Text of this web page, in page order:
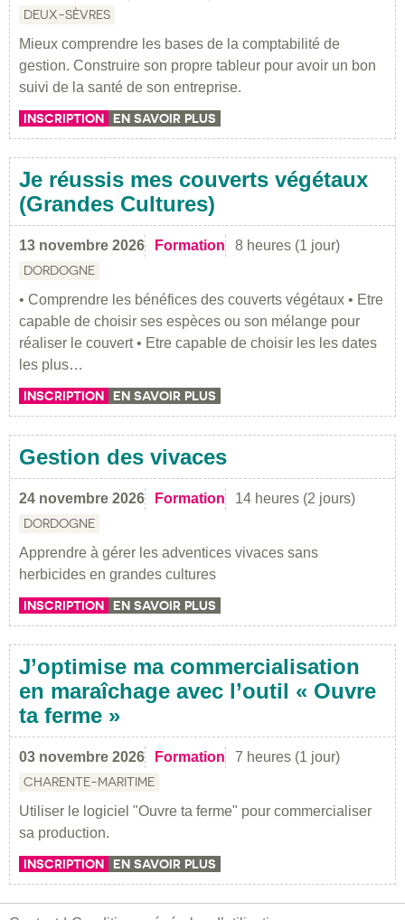
DEUX-SÈVRES
Mieux comprendre les bases de la comptabilité de
gestion. Construire son propre tableur pour avoir un bon
suivi de la santé de son entreprise.
INSCRIPTION EN SAVOIR PLUS
Je réussis mes couverts végétaux
(Grandes Cultures)
13 novembre 2026 Formation 8 heures (1 jour)
DORDOGNE
• Comprendre les bénéfices des couverts végétaux • Etre
capable de choisir ses espèces ou son mélange pour
réaliser le couvert • Etre capable de choisir les les dates
les plus…
INSCRIPTION EN SAVOIR PLUS
Gestion des vivaces
24 novembre 2026 Formation 14 heures (2 jours)
DORDOGNE
Apprendre à gérer les adventices vivaces sans
herbicides en grandes cultures
INSCRIPTION EN SAVOIR PLUS
J’optimise ma commercialisation
en maraîchage avec l’outil « Ouvre
ta ferme »
03 novembre 2026 Formation 7 heures (1 jour)
CHARENTE-MARITIME
Utiliser le logiciel "Ouvre ta ferme" pour commercialiser
sa production.
INSCRIPTION EN SAVOIR PLUS